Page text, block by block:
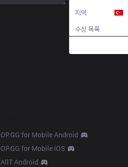
지역
수상 목록
OP.GG for Mobile Android
OP.GG for Mobile iOS
AllT Android